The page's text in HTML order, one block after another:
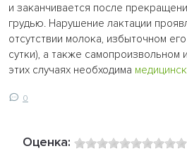
и заканчивается после
грудью. Нарушение лактации
отсутствии молока, избыточном
сутки), а также самопроизвольном
этих случаях необходима
0
Оценка: